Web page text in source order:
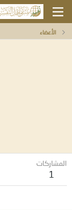
الأعضاء
المشاركات
1